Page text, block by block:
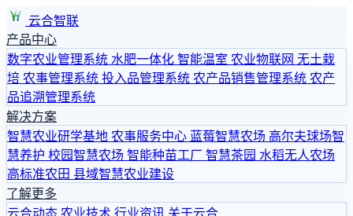
云合智联
产品中心
数字农业管理系统 水肥一体化 智能温室 农业物联网 无土栽
培 农事管理系统 投入品管理系统 农产品销售管理系统 农产
品追溯管理系统
解决方案
智慧农业研学基地 农事服务中心 蓝莓智慧农场 高尔夫球场智
慧养护 校园智慧农场 智能种苗工厂 智慧茶园 水稻无人农场
高标准农田 县域智慧农业建设
了解更多
云合动态 农业技术 行业资讯 关于云合